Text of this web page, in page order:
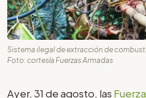
Sistema ilegal de extracción de
Foto: cortesía Fuerzas Armadas
Ayer, 31 de agosto, las